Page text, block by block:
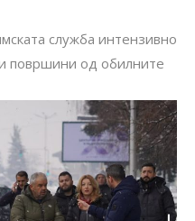
служба интензивно
површини од обилните